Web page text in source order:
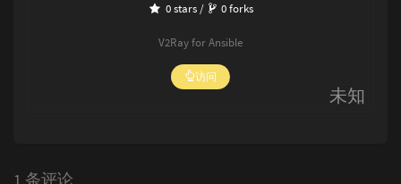
未知
0 stars / 0 forks
V2Ray for Ansible
访问
1 条评论